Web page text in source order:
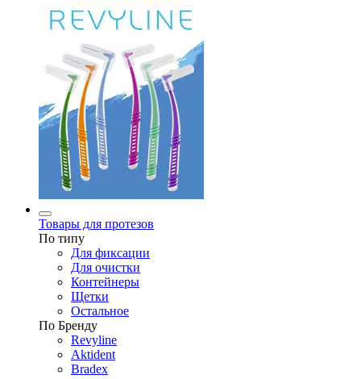
Товары для протезов
По типу
Для фиксации
Для очистки
Контейнеры
Щетки
Остальное
По Бренду
Revyline
Aktident
Bradex